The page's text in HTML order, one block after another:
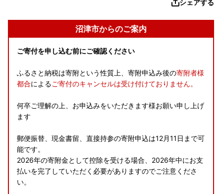
シェアする
沼津市からのご案内
ご寄付を申し込む前にご確認ください
ふるさと納税は寄附という性質上、寄附申込み後の寄附者様
都合によるご寄付のキャンセルは受け付けておりません。
何卒ご理解の上、お申込みをいただきます様お願い申し上げ
ます
郵便振替、現金書留、直接持参の寄附申込は12月11日まで可
能です。
2026年の寄附金として控除を受ける場合、2026年中にお支
払いを完了していただく必要がありますのでご注意くださ
い。